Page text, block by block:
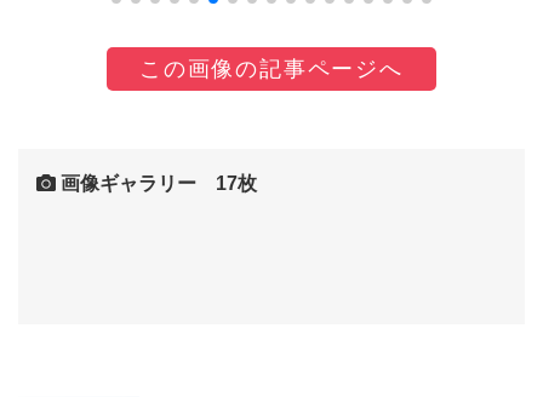
この画像の記事ページへ
画像ギャラリー 17枚